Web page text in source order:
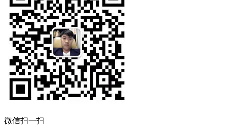
微信扫一扫